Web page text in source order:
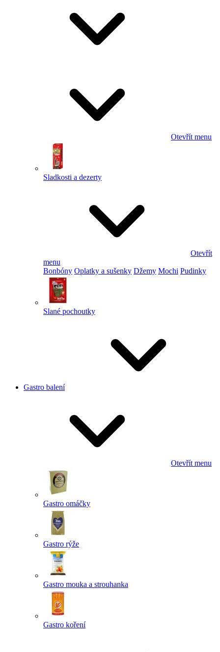
Otevřít menu
Sladkosti a dezerty
Otevřít
menu
Bonbóny Oplatky a sušenky Džemy Mochi Pudinky
Slané pochoutky
Gastro balení
Otevřít menu
Gastro omáčky
Gastro rýže
Gastro mouka a strouhanka
Gastro koření